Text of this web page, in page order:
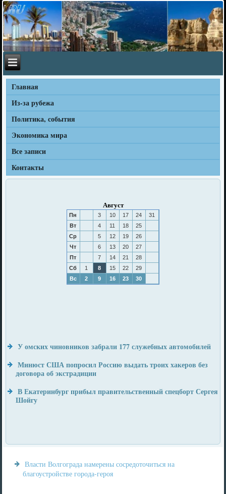
Главная
Из-за рубежа
Политика, события
Экономика мира
Все записи
Контакты
Август
Пн 3 10 17 24
31
Вт
4 11 18
25
Ср
5 12 19
26
Чт
6 13 20
27
Пт
7 14 21
28
Сб
1 8 15 22
29
Вс
2 9 16 23 30
У омских чиновников забрали 177 служебных автомобилей
Минюст США попросил Россию выдать троих хакеров без
договора об экстрадиции
В Екатеринбург прибыл правительственный спецборт Сергея
Шойгу
Власти Волгограда намерены сосредоточиться на
благоустройстве города-героя